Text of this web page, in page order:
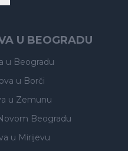
U BEOGRADU
u Beogradu
u Borči
u Zemunu
Beogradu
u Mirijevu